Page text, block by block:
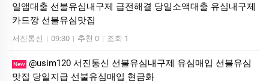
일앱대출 선불유심내구제 급전해결 당일소액대출 유심내구제
카드깡 선불유심맛집
서진통신 | 09:30 | 추천 0 | 조회 1
New @usim120 서진통신 선불유심내구제 유심매입 선불유심
맛집 당일지급 선불유심매입 현금화